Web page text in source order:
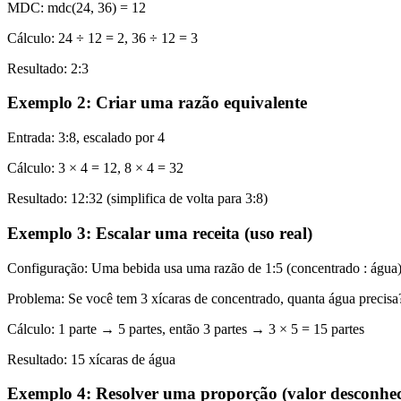
MDC: mdc(24, 36) = 12
Cálculo: 24 ÷ 12 = 2, 36 ÷ 12 = 3
Resultado: 2:3
Exemplo 2: Criar uma razão equivalente
Entrada: 3:8, escalado por 4
Cálculo: 3 × 4 = 12, 8 × 4 = 32
Resultado: 12:32 (simplifica de volta para 3:8)
Exemplo 3: Escalar uma receita (uso real)
Configuração: Uma bebida usa uma razão de 1:5 (concentrado : água)
Problema: Se você tem 3 xícaras de concentrado, quanta água
Cálculo: 1 parte → 5 partes, então 3 partes → 3 × 5 = 15 partes
Resultado: 15 xícaras de água
Exemplo 4: Resolver uma proporção (valor